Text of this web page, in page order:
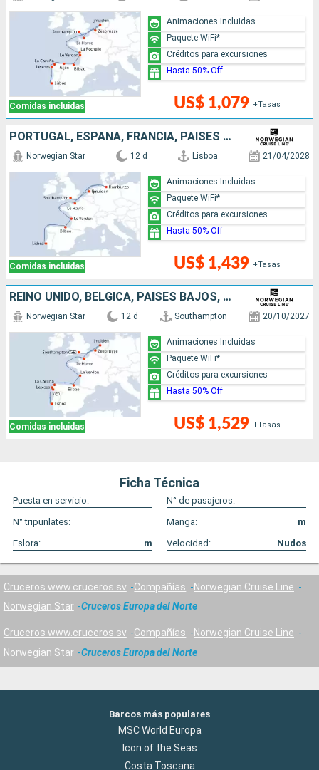
Comidas incluidas US$ 1,079 +Tasas
Animaciones Incluidas
Paquete WiFi*
Créditos para excursiones
Hasta 50% Off
PORTUGAL, ESPAÑA, FRANCIA, PAISES BAJOS, ALEMANIA, REINO UNIDO
Comidas incluidas
Norwegian Star 12 d Lisboa 21/04/2028
US$ 1,439 +Tasas
Animaciones Incluidas
Paquete WiFi*
Créditos para excursiones
Hasta 50% Off
REINO UNIDO, BÉLGICA, PAISES BAJOS, FRANCIA, ESPAÑA, PORTUGAL
Comidas incluidas
Norwegian Star 12 d Southampton 20/10/2027
US$ 1,529 +Tasas
Animaciones Incluidas
Paquete WiFi*
Créditos para excursiones
Hasta 50% Off
Ficha Técnica
Puesta en servicio:
N° de pasajeros:
N° tripunlates:
Manga:
m
Eslora:
m Velocidad: Nudos
Cruceros www.cruceros.sv Compañías
Norwegian Cruise Line
Norwegian Star
Cruceros Europa del Norte
Cruceros www.cruceros.sv Compañías
Norwegian Cruise Line
Norwegian Star
Cruceros Europa del Norte
Barcos más populares
MSC World Europa
Icon of the Seas
Costa Toscana